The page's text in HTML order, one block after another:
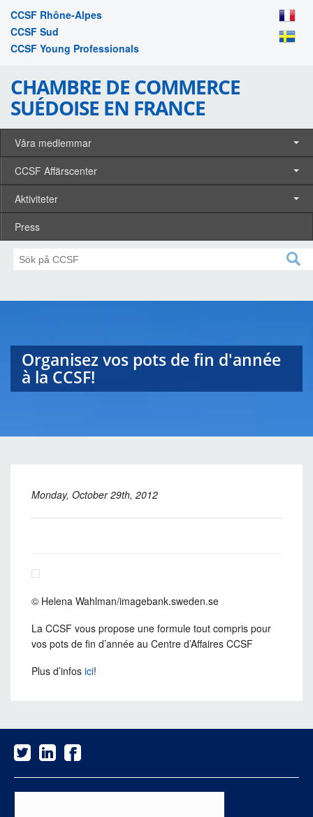
CCSF Rhône-Alpes
CCSF Sud
CCSF Young Professionals
CHAMBRE DE COMMERCE
SUÉDOISE EN FRANCE
Våra medlemmar
CCSF Affärscenter
Aktiviteter
Press
Organisez vos pots de fin d'année
à la CCSF!
Monday, October 29th, 2012
© Helena Wahlman/imagebank.sweden.se
La CCSF vous propose une formule tout compris pour
vos pots de fin d’année au Centre d’Affaires CCSF
Plus d’infos ici!